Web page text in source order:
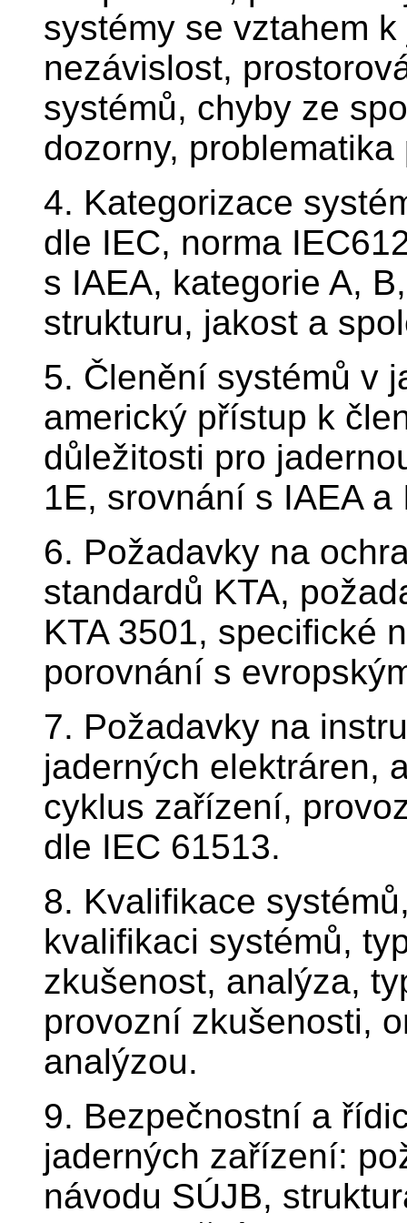
systémy se vztahem
nezávislost,
systémů, chyby ze
dozorny,
4. Kategorizace
dle IEC, norma
s IAEA, kategorie A,
strukturu, jakost a
5. Členění systémů v
americký přístup k
důležitosti pro
1E, srovnání s IAEA a
6. Požadavky na
standardů KTA,
KTA 3501, specifické
porovnání s
7. Požadavky na
jaderných elektráren,
cyklus zařízení,
dle IEC 61513.
8. Kvalifikace
kvalifikaci systémů,
zkušenost, analýza,
provozní zkušenosti,
analýzou.
9. Bezpečnostní a
jaderných zařízení:
návodu SÚJB,